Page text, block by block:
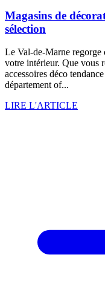
Magasins de
sélection
Le Val-de-Marne regorge
votre intérieur. Que vous
accessoires déco
département of...
LIRE L'ARTICLE